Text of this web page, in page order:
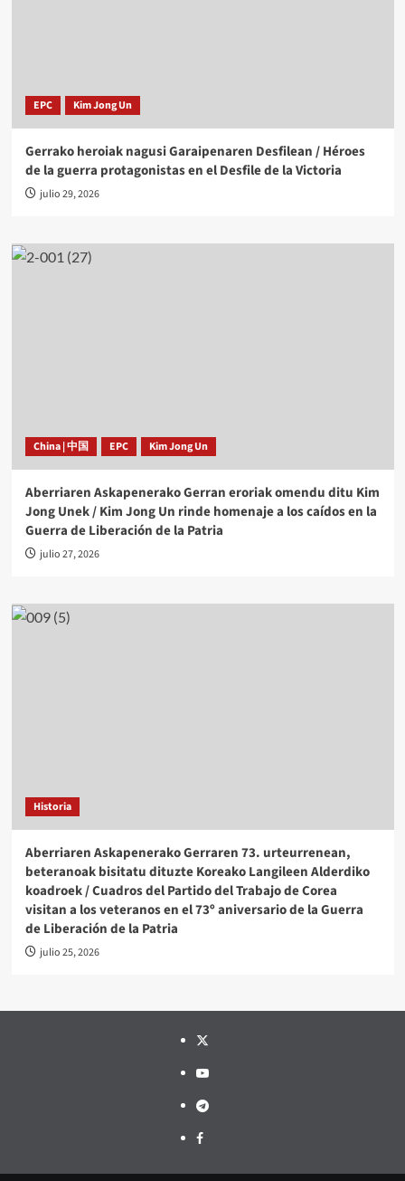
EPC Kim Jong Un
Gerrako heroiak nagusi Garaipenaren Desfilean / Héroes
de la guerra protagonistas en el Desfile de la Victoria
julio 29, 2026
China | 中国 EPC Kim Jong Un
Aberriaren Askapenerako Gerran eroriak omendu ditu Kim
Jong Unek / Kim Jong Un rinde homenaje a los caídos en la
Guerra de Liberación de la Patria
julio 27, 2026
Historia
Aberriaren Askapenerako Gerraren 73. urteurrenean,
beteranoak bisitatu dituzte Koreako Langileen Alderdiko
koadroek / Cuadros del Partido del Trabajo de Corea
visitan a los veteranos en el 73º aniversario de la Guerra
de Liberación de la Patria
julio 25, 2026
Twitter
YouTube
Telegram
Facebook